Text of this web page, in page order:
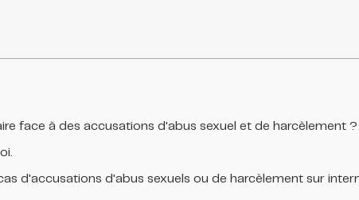
face à des accusations d'abus sexuel et de harcèlement
d'accusations d'abus sexuels ou de harcèlement sur